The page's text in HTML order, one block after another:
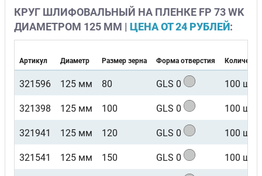
КРУГ ШЛИФОВАЛЬНЫЙ НА ПЛЕНКЕ FP 73 WK
ДИАМЕТРОМ 125 ММ | ЦЕНА ОТ 24 РУБЛЕЙ:
Артикул Диаметр Размер зерна Форма отверстия
321596 125 мм 80 GLS 0 100 шт
321398 125 мм 100 GLS 0 100 шт
321941 125 мм 120 GLS 0 100 шт
321541 125 мм 150 GLS 0 100 шт